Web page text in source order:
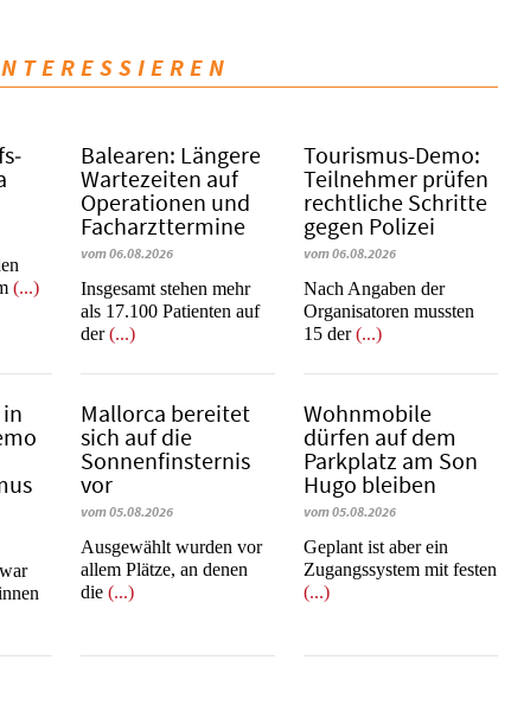
(...)
Balearen: Längere
Wartezeiten auf
Operationen und
Facharzttermine
vom 06.08.2026
Insgesamt stehen mehr
als 17.100 Patienten auf
der(...)
Tourismus-Demo:
Teilnehmer prüfen
rechtliche Schritte
gegen Polizei
vom 06.08.2026
Nach Angaben der
Organisatoren mussten
15 der(...)
Mallorca bereitet
sich auf die
Sonnenfinsternis
vor
vom 05.08.2026
Ausgewählt wurden vor
allem Plätze, an denen
die(...)
Wohnmobile
dürfen auf dem
Parkplatz am Son
Hugo bleiben
vom 05.08.2026
Geplant ist aber ein
Zugangssystem mit festen
(...)